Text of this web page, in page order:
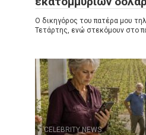
Ο δικηγόρος του πατέρα μου
Τετάρτης, ενώ στεκόμουν στο
CELEBRITY NEWS